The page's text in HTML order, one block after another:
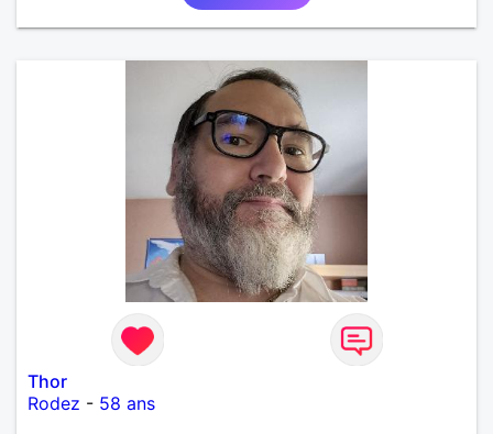
Thor
Rodez - 58 ans